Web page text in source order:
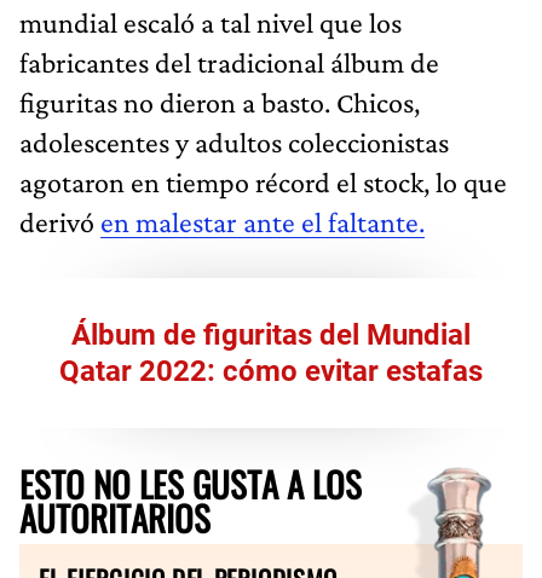
mundial escaló a tal nivel que los
fabricantes del tradicional álbum de
figuritas no dieron a basto. Chicos,
adolescentes y adultos coleccionistas
agotaron en tiempo récord el stock, lo que
derivó en malestar ante el faltante.
Álbum de figuritas del Mundial
Qatar 2022: cómo evitar estafas
ESTO NO LES GUSTA A LOS
AUTORITARIOS